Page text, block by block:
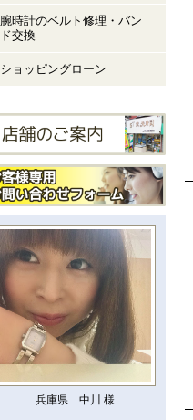
腕時計のベルト修理・バン
ド交換
ショッピングローン
兵庫県 中川 様